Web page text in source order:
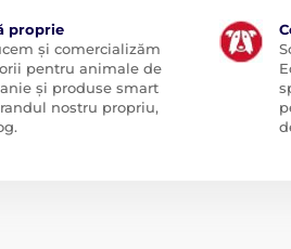
proprie
și comercializăm
pentru animale de
și produse smart
nostru propriu,